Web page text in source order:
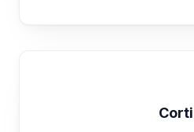
Corti